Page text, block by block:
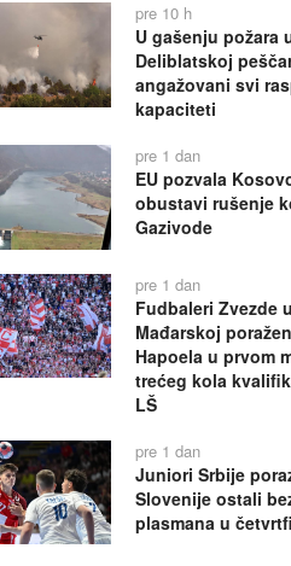
pre 10 h
U gašenju požara
Deliblatskoj
angažovani svi
kapaciteti
pre 1 dan
EU pozvala
obustavi rušenje
Gazivode
pre 1 dan
Fudbaleri Zvezde u
Mađarskoj
Hapoela u prvom
trećeg kola
LŠ
pre 1 dan
Juniori Srbije
Slovenije ostali
plasmana u